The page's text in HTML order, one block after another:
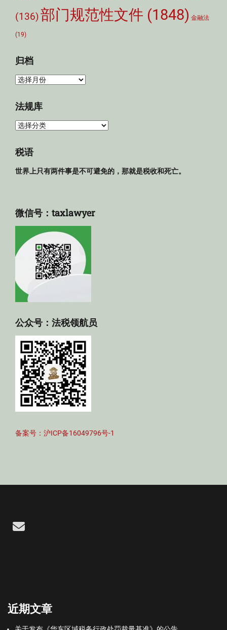
(136)部门规范性文件 (1848) 金融法
(19)
归档
归
法规库
法
库
税语
世界上只有两件事是不可避免的，那就是税收和死亡。
微信号：taxlawyer
公众号：法税领航员
备案号：沪ICP备16049796号-1
Email
近期文章